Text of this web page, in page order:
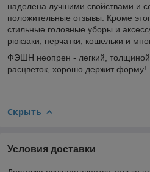
наделена лучшими свойствами и
положительные отзывы. Кроме
стильные головные уборы и
рюкзаки, перчатки, кошельки и
ФЭШН неопрен - легкий,
расцветок, хорошо держит форму!
Скрыть
Условия доставки